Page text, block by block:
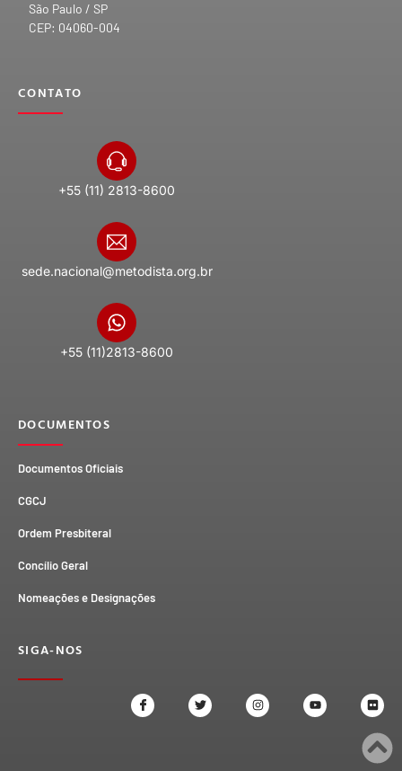
São Paulo / SP
CEP: 04060-004
CONTATO
+55 (11) 2813-8600
sede.nacional@metodista.org.br
+55 (11)2813-8600
DOCUMENTOS
Documentos Oficiais
CGCJ
Ordem Presbiteral
Concílio Geral
Nomeações e Designações
SIGA-NOS